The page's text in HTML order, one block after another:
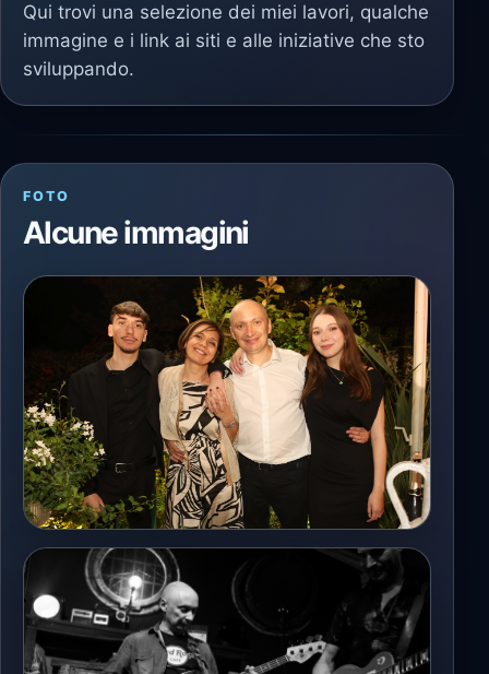
Qui trovi una selezione dei miei lavori, qualche
immagine e i link ai siti e alle iniziative che sto
sviluppando.
FOTO
Alcune immagini